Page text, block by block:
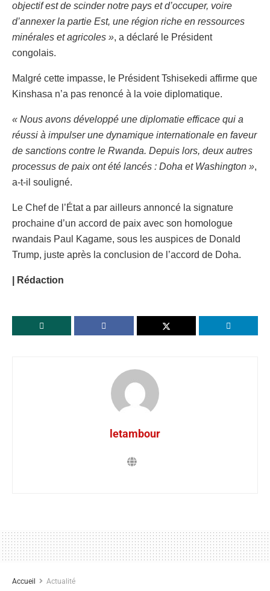
objectif est de scinder notre pays et d’occuper, voire
d’annexer la partie Est, une région riche en ressources
minérales et agricoles », a déclaré le Président
congolais.
Malgré cette impasse, le Président Tshisekedi affirme que
Kinshasa n’a pas renoncé à la voie diplomatique.
« Nous avons développé une diplomatie efficace qui a
réussi à impulser une dynamique internationale en faveur
de sanctions contre le Rwanda. Depuis lors, deux autres
processus de paix ont été lancés : Doha et Washington »,
a-t-il souligné.
Le Chef de l’État a par ailleurs annoncé la signature
prochaine d’un accord de paix avec son homologue
rwandais Paul Kagame, sous les auspices de Donald
Trump, juste après la conclusion de l’accord de Doha.
| Rédaction
letambour
Accueil Actualité